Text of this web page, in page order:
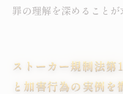
罪の理解を深めることが
ストーカー規制法
と加害行為の実例を